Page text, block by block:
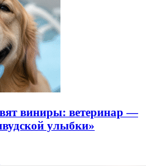
виниры: ветеринар —
улыбки»